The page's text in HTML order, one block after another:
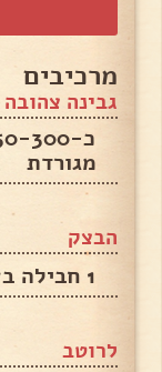
מרכיבים
גבינה צהובה
מגורדת
הבצק
1 חבילה בצק עלים
לרוטב